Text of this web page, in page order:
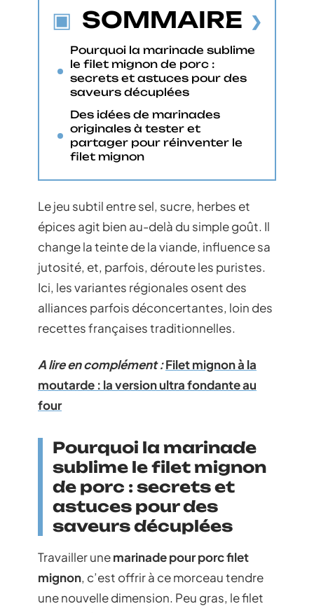
SOMMAIRE
Pourquoi la marinade sublime
le filet mignon de porc :
secrets et astuces pour des
saveurs décuplées
Des idées de marinades
originales à tester et
partager pour réinventer le
filet mignon
Le jeu subtil entre sel, sucre, herbes et
épices agit bien au-delà du simple goût. Il
change la teinte de la viande, influence sa
jutosité, et, parfois, déroute les puristes.
Ici, les variantes régionales osent des
alliances parfois déconcertantes, loin des
recettes françaises traditionnelles.
A lire en complément :Filet mignon à la
moutarde : la version ultra fondante au
four
Pourquoi la marinade
sublime le filet mignon
de porc : secrets et
astuces pour des
saveurs décuplées
Travailler unemarinade pour porc filet
mignon, c’est offrir à ce morceau tendre
une nouvelle dimension. Peu gras, le filet